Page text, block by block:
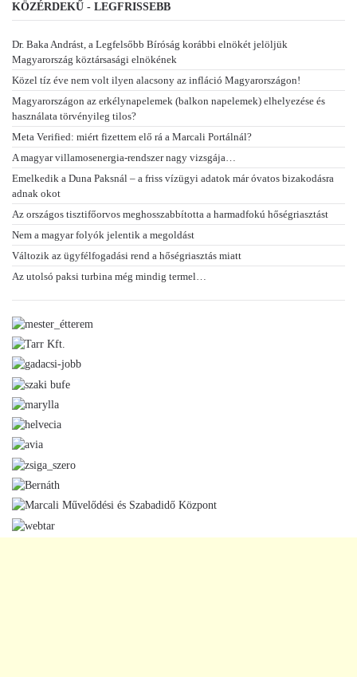
KÖZÉRDEKŰ - LEGFRISSEBB
Dr. Baka Andrást, a Legfelsőbb Bíróság korábbi elnökét jelöljük
Magyarország köztársasági elnökének
Közel tíz éve nem volt ilyen alacsony az infláció Magyarországon!
Magyarországon az erkélynapelemek (balkon napelemek) elhelyezése és
használata törvényileg tilos?
Meta Verified: miért fizettem elő rá a Marcali Portálnál?
A magyar villamosenergia-rendszer nagy vizsgája…
Emelkedik a Duna Paksnál – a friss vízügyi adatok már óvatos bizakodásra
adnak okot
Az országos tisztifőorvos meghosszabbította a harmadfokú hőségriasztást
Nem a magyar folyók jelentik a megoldást
Változik az ügyfélfogadási rend a hőségriasztás miatt
Az utolsó paksi turbina még mindig termel…